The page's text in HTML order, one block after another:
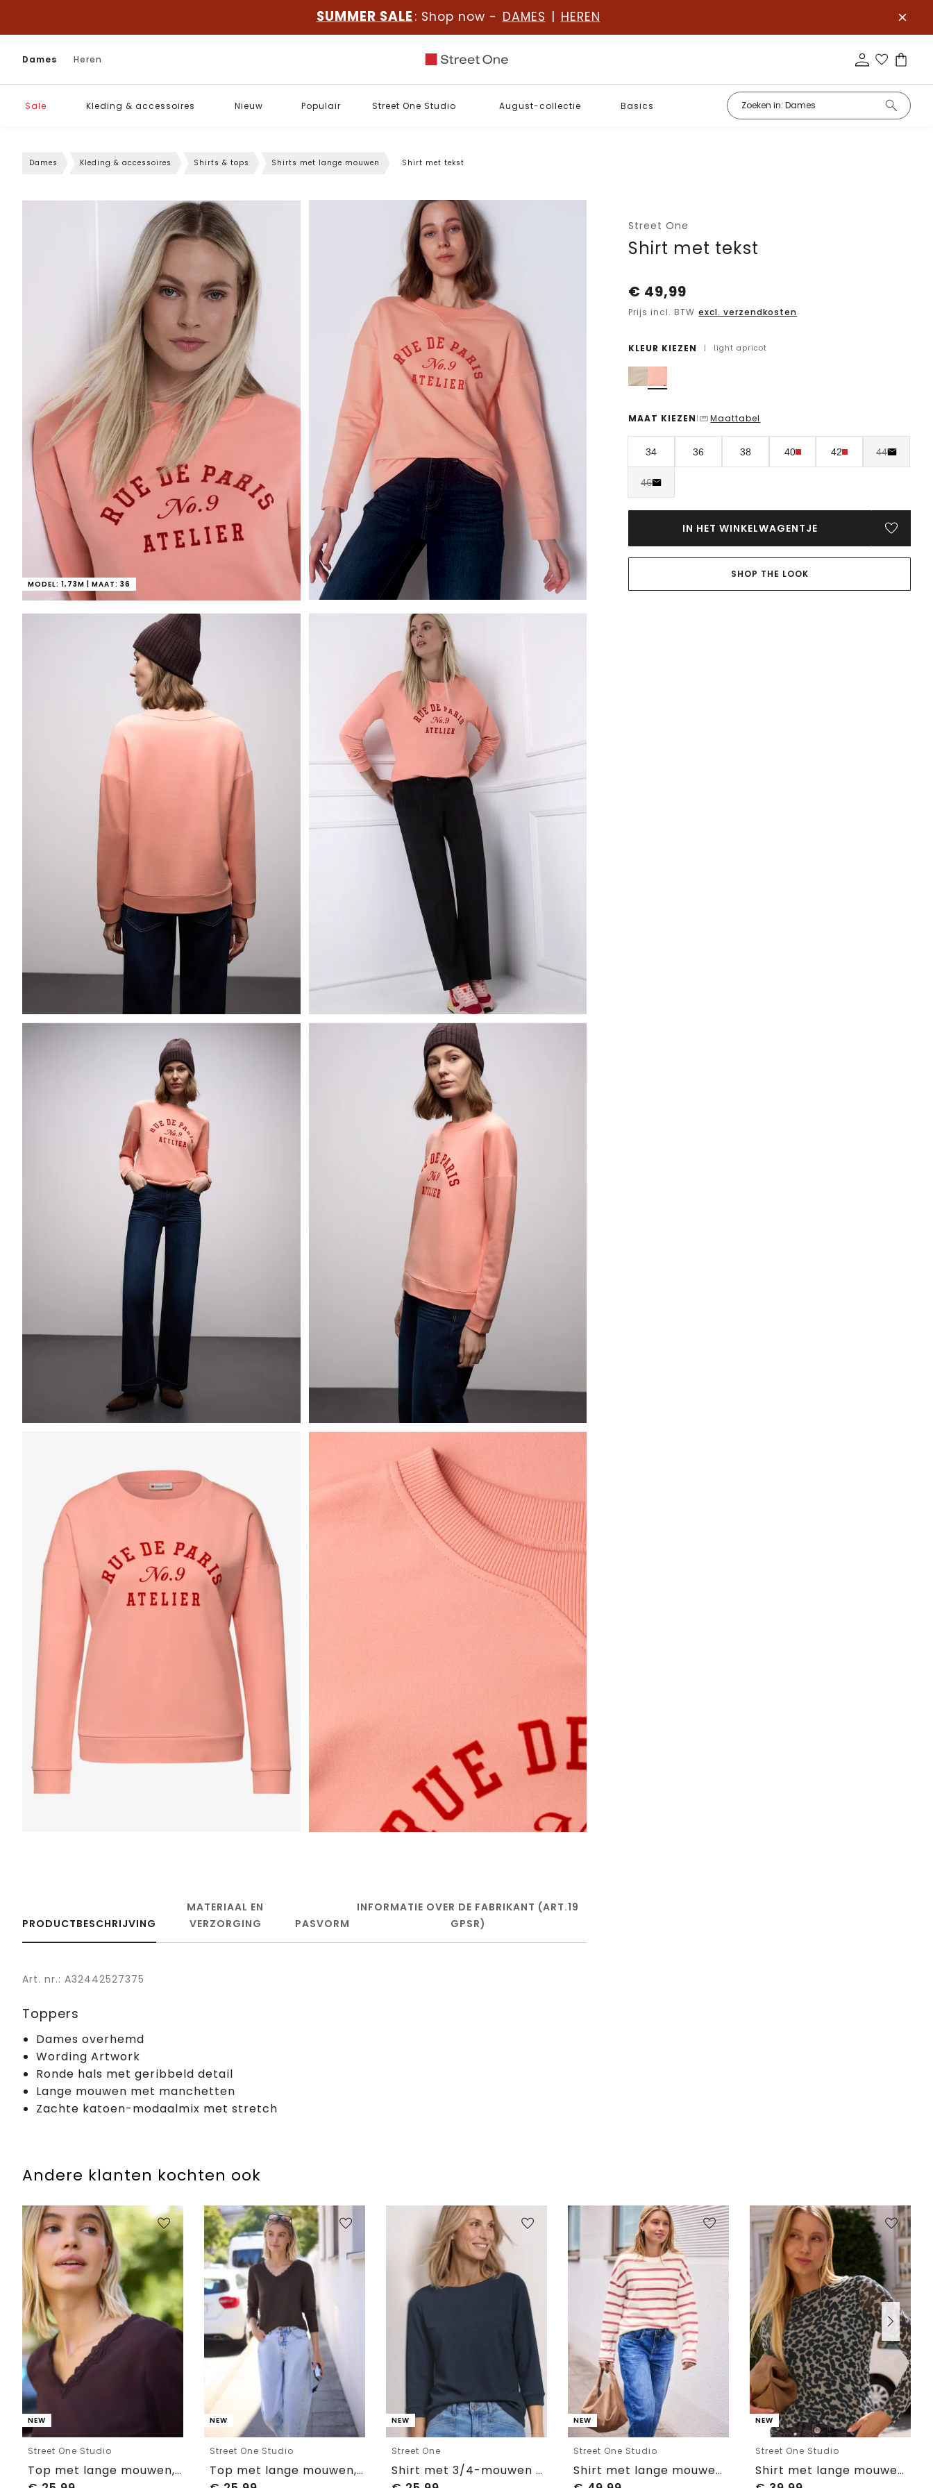
SUMMER SALE : Shop now - DAMES | HEREN
Dames Heren
Sale Kleding & accessoires Nieuw Populair Street One Studio August-collectie Basics
Dames Kleding & accessoires Shirts & tops Shirts met lange mouwen Shirt met tekst
MODEL: 1,73M | MAAT: 36
Street One
Shirt met tekst
€ 49,99
Prijs incl. BTW excl. verzendkosten
KLEUR KIEZEN | light apricot
MAAT KIEZEN | Maattabel
34 36 38 40 42 44
46
IN HET WINKELWAGENTJE
SHOP THE LOOK
PRODUCTBESCHRIJVING
MATERIAAL EN
VERZORGING
PASVORM
INFORMATIE OVER DE FABRIKANT (ART.19
GPSR)
Art. nr.: A32442527375
Toppers
Dames overhemd
Wording Artwork
Ronde hals met geribbeld detail
Lange mouwen met manchetten
Zachte katoen-modaalmix met stretch
Andere klanten kochten ook
NEW
Street One Studio
Top met lange mouwen, V-hals en kant
NEW
Street One Studio
Top met lange mouwen, V-hals en kant
NEW
Street One
Shirt met 3/4-mouwen en een boothals
NEW
Street One Studio
Shirt met lange mouwen, ronde hals en een Loose Fit-pasvorm
NEW
Street One Studio
Shirt met lange mouwen van mesh met print